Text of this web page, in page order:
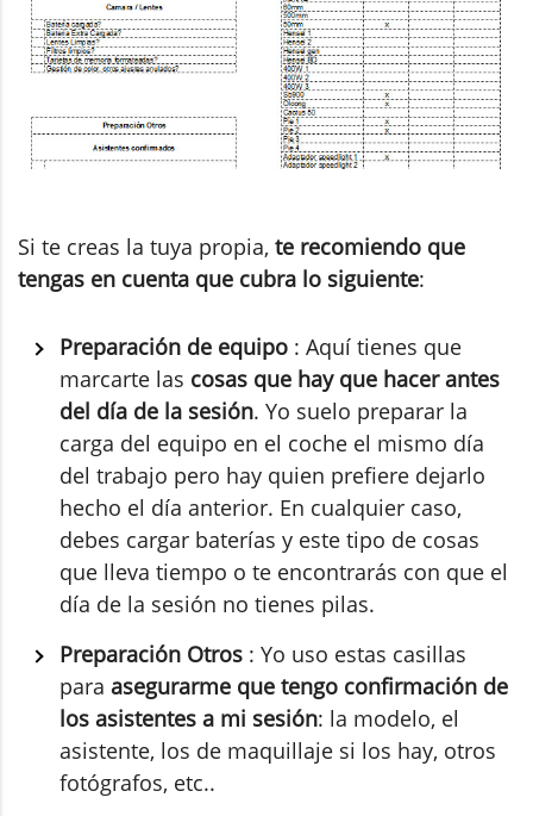
Si te creas la tuya propia, te recomiendo que
tengas en cuenta que cubra lo siguiente:
Preparación de equipo : Aquí tienes que
marcarte las cosas que hay que hacer antes
del día de la sesión. Yo suelo preparar la
carga del equipo en el coche el mismo día
del trabajo pero hay quien prefiere dejarlo
hecho el día anterior. En cualquier caso,
debes cargar baterías y este tipo de cosas
que lleva tiempo o te encontrarás con que el
día de la sesión no tienes pilas.
Preparación Otros : Yo uso estas casillas
para asegurarme que tengo confirmación de
los asistentes a mi sesión: la modelo, el
asistente, los de maquillaje si los hay, otros
fotógrafos, etc..